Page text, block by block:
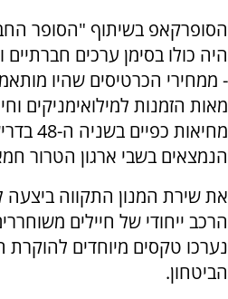
הסופרקאפ בשיתוף "הסופר
היה כולו בסימן ערכים
- ממחירי הכרטיסים שהיו
מאות הזמנות למילואימניקים
הנמצאים בשבי ארגון הטרור
את שירת המנון התקווה
הרכב ייחודי של חיילים
נערכו טקסים מיוחדים להוקרת
הביטחון.